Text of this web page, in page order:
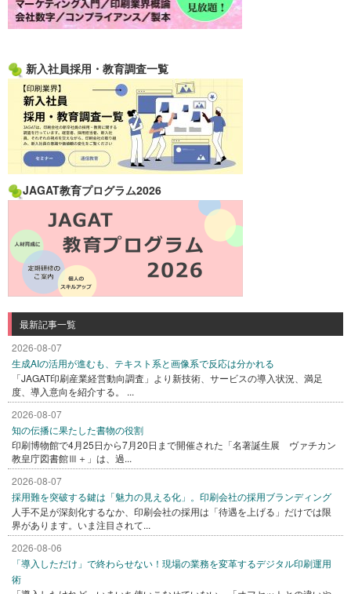
新入社員採用・教育調査一覧
JAGAT教育プログラム2026
最新記事一覧
2026-08-07
生成AIの活用が進むも、テキスト系と画像系で反応は分かれる
「JAGAT印刷産業経営動向調査」より新技術、サービスの導入状況、満足
度、導入意向を紹介する。 ...
2026-08-07
知の伝播に果たした書物の役割
印刷博物館で4月25日から7月20日まで開催された「名著誕生展 ヴァチカン
教皇庁図書館Ⅲ＋」は、過...
2026-08-07
採用難を突破する鍵は「魅力の見える化」。印刷会社の採用ブランディング
人手不足が深刻化するなか、印刷会社の採用は「待遇を上げる」だけでは限
界があります。いま注目されて...
2026-08-06
「導入しただけ」で終わらせない！現場の業務を変革するデジタル印刷運用
術